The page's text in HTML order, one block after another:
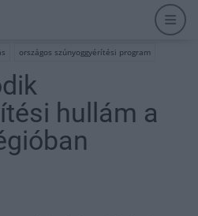
országos szúnyoggyérítési program
hullám a